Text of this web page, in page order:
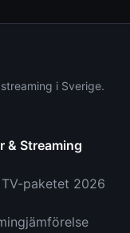
i Sverige.
& Streaming
TV-paketet 2026